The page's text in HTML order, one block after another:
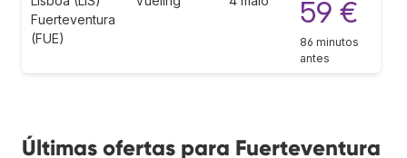
Fuerteventura
(FUE)
59 €
86 minutos
antes
Últimas ofertas para Fuerteventura